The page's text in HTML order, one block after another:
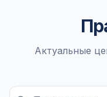
Актуальные
Диагностика